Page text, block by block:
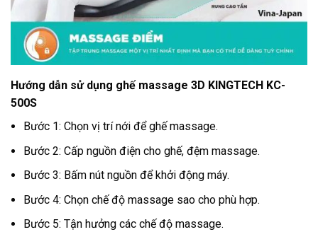
Hướng dẫn sử dụng ghế massage 3D KINGTECH KC-
500S
Bước 1: Chọn vị trí nới để ghế massage.
Bước 2: Cấp nguồn điện cho ghế, đệm massage.
Bước 3: Bấm nút nguồn để khởi động máy.
Bước 4: Chọn chế độ massage sao cho phù hợp.
Bước 5: Tận hưởng các chế độ massage.